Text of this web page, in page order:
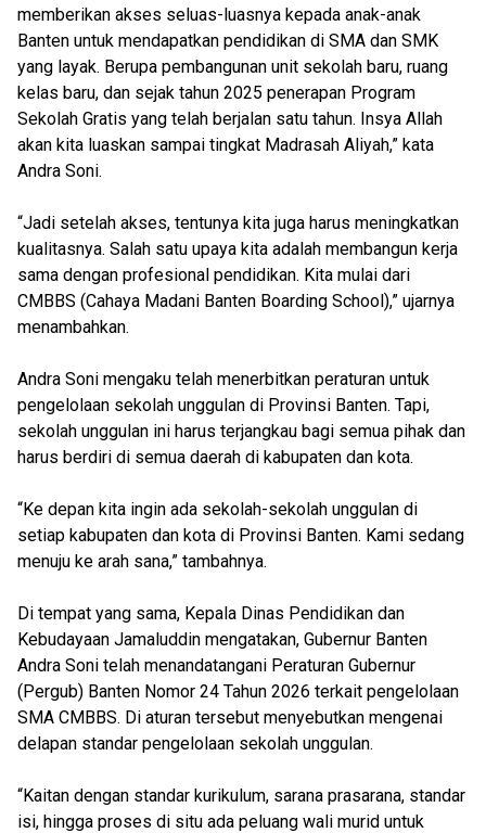
memberikan akses seluas-luasnya kepada anak-anak
Banten untuk mendapatkan pendidikan di SMA dan SMK
yang layak. Berupa pembangunan unit sekolah baru, ruang
kelas baru, dan sejak tahun 2025 penerapan Program
Sekolah Gratis yang telah berjalan satu tahun. Insya Allah
akan kita luaskan sampai tingkat Madrasah Aliyah,” kata
Andra Soni.
“Jadi setelah akses, tentunya kita juga harus meningkatkan
kualitasnya. Salah satu upaya kita adalah membangun kerja
sama dengan profesional pendidikan. Kita mulai dari
CMBBS (Cahaya Madani Banten Boarding School),” ujarnya
menambahkan.
Andra Soni mengaku telah menerbitkan peraturan untuk
pengelolaan sekolah unggulan di Provinsi Banten. Tapi,
sekolah unggulan ini harus terjangkau bagi semua pihak dan
harus berdiri di semua daerah di kabupaten dan kota.
“Ke depan kita ingin ada sekolah-sekolah unggulan di
setiap kabupaten dan kota di Provinsi Banten. Kami sedang
menuju ke arah sana,” tambahnya.
Di tempat yang sama, Kepala Dinas Pendidikan dan
Kebudayaan Jamaluddin mengatakan, Gubernur Banten
Andra Soni telah menandatangani Peraturan Gubernur
(Pergub) Banten Nomor 24 Tahun 2026 terkait pengelolaan
SMA CMBBS. Di aturan tersebut menyebutkan mengenai
delapan standar pengelolaan sekolah unggulan.
“Kaitan dengan standar kurikulum, sarana prasarana, standar
isi, hingga proses di situ ada peluang wali murid untuk